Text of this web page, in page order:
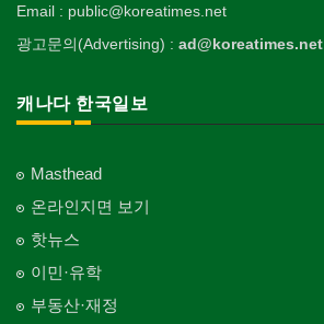
Email : public@koreatimes.net
광고문의(Advertising) : ad@koreatimes.net
캐나다 한국일보
Masthead
온라인지면 보기
핫뉴스
이민·유학
부동산·재정